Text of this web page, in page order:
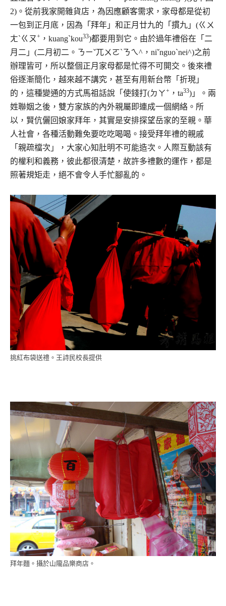
2)。從前我家開雜貨店，為因應顧客需求，家母都是從初
一包到正月底，因為「拜年」和正月廿九的「摜九」(ㄍㄨ
ㄤˋㄍㄡ+ ，kuangˋkou33)都要用到它。由於過年禮俗在「二
月二」(二月初二。ㄋㄧˇ兀ㄨㄛˋㄋㄟ^，niˇnguoˋnei^)之前
辦理皆可，所以整個正月家母都是忙得不可開交。後來禮
俗逐漸簡化，越來越不講究，甚至有用新台幣「折現」
的，這種變通的方式馬祖話說「使錢打(ㄉㄚ+ ，ta33)」。兩
姓聯姻之後，雙方家族的內外親屬即連成一個網絡。所
以，賢伉儷回娘家拜年，其實是安排探望岳家的至親。華
人社會，各種活動難免要吃吃喝喝。接受拜年禮的親戚
「親疏檔次」，大家心知肚明不可能造次。人際互動該有
的權利和義務，彼此都很清楚，故許多禮數的運作，都是
照著規矩走，絕不會令人手忙腳亂的。
挑紅布袋送禮。王詩民校長提供
拜年麵。攝於山隴品樂商店。